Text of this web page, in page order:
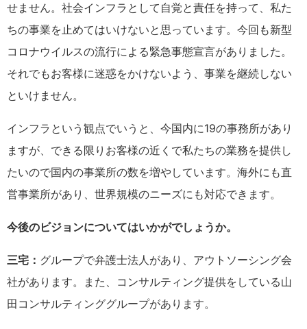
せません。社会インフラとして自覚と責任を持って、私た
ちの事業を止めてはいけないと思っています。今回も新型
コロナウイルスの流行による緊急事態宣言がありました。
それでもお客様に迷惑をかけないよう、事業を継続しない
といけません。
インフラという観点でいうと、今国内に19の事務所があり
ますが、できる限りお客様の近くで私たちの業務を提供し
たいので国内の事業所の数を増やしています。海外にも直
営事業所があり、世界規模のニーズにも対応できます。
今後のビジョンについてはいかがでしょうか。
三宅： グループで弁護士法人があり、アウトソーシング会
社があります。また、コンサルティング提供をしている山
田コンサルティンググループがあります。